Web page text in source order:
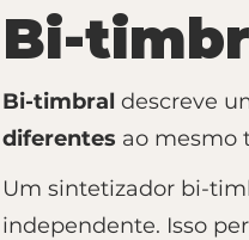
Bi-
Bi-timbral descreve
diferentes ao mesmo
Um sintetizador bi-
independente. Isso